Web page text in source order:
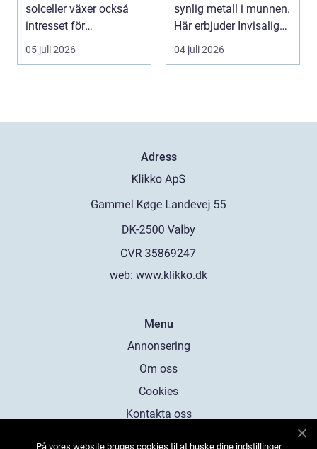
solceller växer också
intresset för
energilagring. Ett ...
05 juli 2026
synlig metall i munnen.
Här erbjuder Invisalign
ett mod...
04 juli 2026
Adress
web: www.klikko.dk
Menu
Annonsering
Om oss
Cookies
Kontakta oss
På vores website bruges cookies til at huske dine indstillinger,